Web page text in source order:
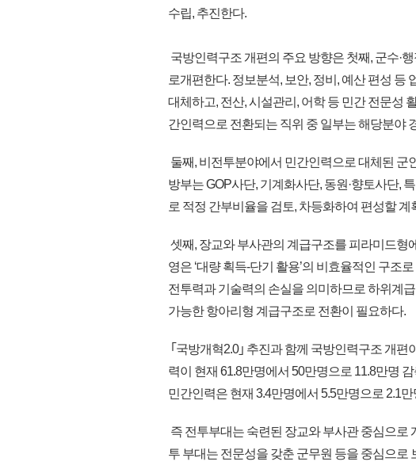
수립, 추진한다.
국방인력구조 개편의 주요 방향은 첫째, 군수·
로개편한다. 정보분석, 보안, 정비, 예산 편성 등
대체하고, 전산, 시설관리, 어학 등 민간 전문성
간인력으로 전환되는 직위 중 일부는 해당분야
둘째, 비전투분야에서 민간인력으로 대체된
방부는 GOP사단, 기계화사단, 동원·향토사단,
로 적정 간부비율을 검토, 차등화하여 편성할 계
셋째, 장교와 부사관의 계급구조를 피라미드형
영은 ‘대량 획득-단기 활용’의 비효율적인 구조
전투력과 기술력의 손실을 의미하므로 하위계급
가능한 항아리형 계급구조로 전환이 필요하다.
｢국방개혁2.0｣ 추진과 함께 국방인력구조 개
력이 현재 61.8만명에서 50만명으로 11.8만명
민간인력은 현재 3.4만명에서 5.5만명으로 2.1
즉 전투부대는 숙련된 장교와 부사관 중심으로
투 부대는 전문성을 갖춘 군무원 등을 중심으로